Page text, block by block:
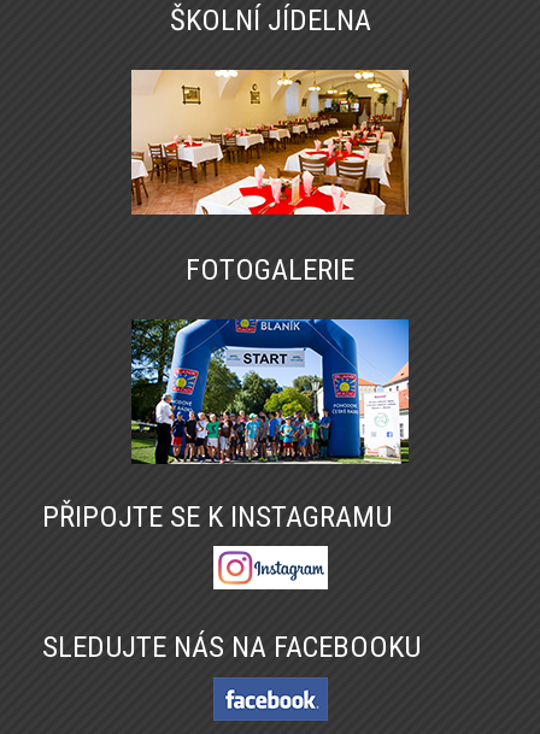
ŠKOLNÍ JÍDELNA
FOTOGALERIE
PŘIPOJTE SE K INSTAGRAMU
SLEDUJTE NÁS NA FACEBOOKU